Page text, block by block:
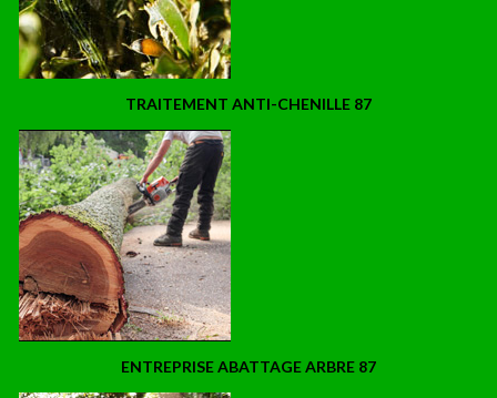
TRAITEMENT ANTI-CHENILLE 87
ENTREPRISE ABATTAGE ARBRE 87